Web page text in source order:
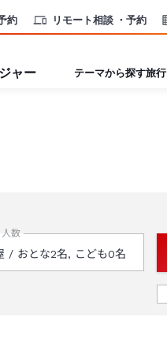
約 リモート相談 ・予約
ャー テーマから探す旅行
数